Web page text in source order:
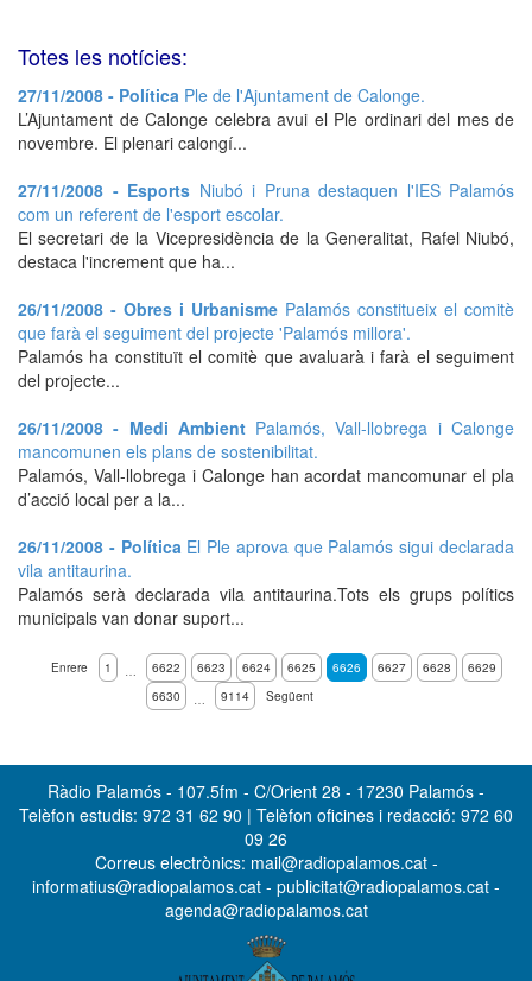
Totes les notícies:
27/11/2008 - Política Ple de l'Ajuntament de Calonge.
L’Ajuntament de Calonge celebra avui el Ple ordinari del mes de
novembre. El plenari calongí...
27/11/2008 - Esports Niubó i Pruna destaquen l'IES Palamós
com un referent de l'esport escolar.
El secretari de la Vicepresidència de la Generalitat, Rafel Niubó,
destaca l'increment que ha...
26/11/2008 - Obres i Urbanisme Palamós constitueix el comitè
que farà el seguiment del projecte 'Palamós millora'.
Palamós ha constituït el comitè que avaluarà i farà el seguiment
del projecte...
26/11/2008 - Medi Ambient Palamós, Vall-llobrega i Calonge
mancomunen els plans de sostenibilitat.
Palamós, Vall-llobrega i Calonge han acordat mancomunar el pla
d’acció local per a la...
26/11/2008 - Política El Ple aprova que Palamós sigui declarada
vila antitaurina.
Palamós serà declarada vila antitaurina.Tots els grups polítics
municipals van donar suport...
Enrere 1 … 6622 6623 6624 6625 6626 6627 6628
6629
6630
… 9114 Següent
Ràdio Palamós - 107.5fm - C/Orient 28 - 17230 Palamós -
Telèfon estudis: 972 31 62 90 | Telèfon oficines i redacció: 972 60
09 26
Correus electrònics: mail@radiopalamos.cat -
informatius@radiopalamos.cat - publicitat@radiopalamos.cat -
agenda@radiopalamos.cat